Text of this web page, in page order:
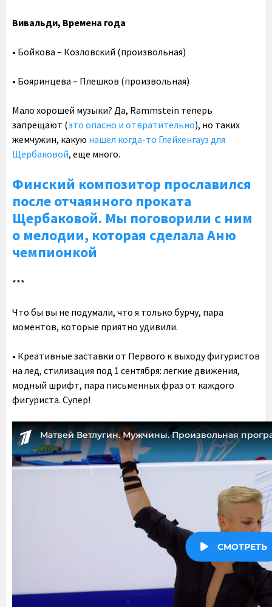
Вивальди, Времена года
• Бойкова – Козловский (произвольная)
• Бояринцева – Плешков (произвольная)
Мало хорошей музыки? Да, Rammstein теперь
запрещают (это опасно и отвратительно), но таких
жемчужин, какую нашел когда-то Глейхенгауз для
Щербаковой, еще много.
Финский композитор прославился
после отчаянного проката
Щербаковой. Мы поговорили с ним
о мелодии, которая сделала Аню
чемпионкой
***
Что бы вы не подумали, что я только бурчу, пара
моментов, которые приятно удивили.
• Креативные заставки от Первого к выходу фигуристов
на лед, стилизация под 1 сентября: легкие движения,
модный шрифт, пара письменных фраз от каждого
фигуриста. Супер!